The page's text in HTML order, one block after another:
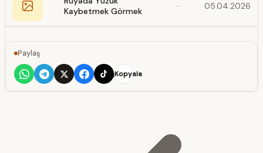
Kaybetmek Görmek
— 05.04.2026
Paylaş
Kopyala